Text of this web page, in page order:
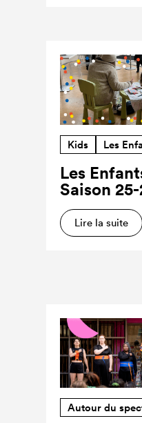
Kids Les
Les
Saison
Lire la suite
Autour du